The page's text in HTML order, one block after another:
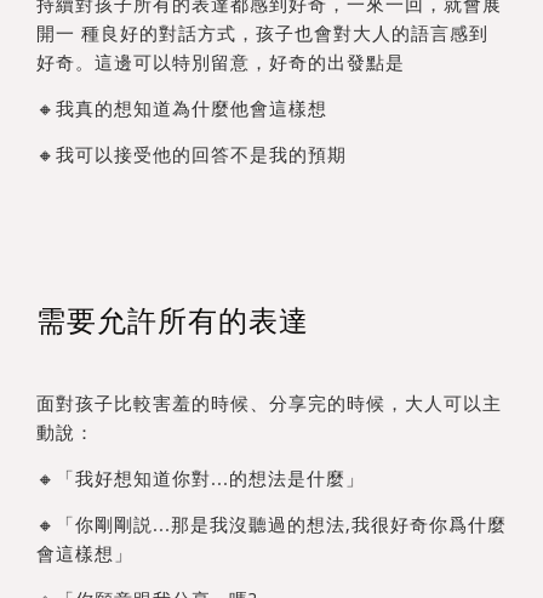
開一 種良好的對話方式，孩子也會對大人的語言感到
好奇。這邊可以特別留意，好奇的出發點是
🔸我真的想知道為什麼他會這樣想
🔸我可以接受他的回答不是我的預期
需要允許所有的表達
面對孩子比較害羞的時候、分享完的時候，大人可以主
動說：
🔸「我好想知道你對...的想法是什麼」
🔸「你剛剛説...那是我沒聽過的想法,我很好奇你爲什麼
會這樣想」